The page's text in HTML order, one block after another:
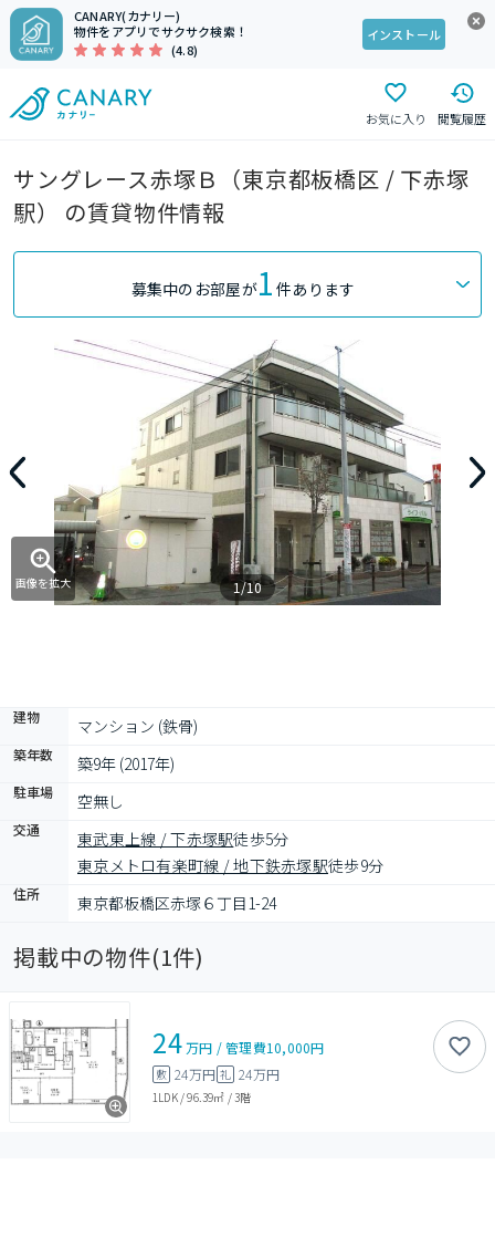
CANARY(カナリー)
物件をアプリでサクサク検索！
(4.8)
インストール
お気に入り 閲覧履歴
サングレース赤塚Ｂ（東京都板橋区 / 下赤塚
駅） の賃貸物件情報
募集中のお部屋が1 件あります
画像を拡大 1/10
建物 マンション (鉄骨)
築年数 築9年 (2017年)
駐車場 空無し
交通 東武東上線 / 下赤塚駅徒歩5分
東京メトロ有楽町線 / 地下鉄赤塚駅徒歩9分
住所 東京都板橋区赤塚６丁目1-24
掲載中の物件(1件)
24万円 /管理費10,000円
敷 24万円 礼 24万円
1LDK/96.39㎡ /3階